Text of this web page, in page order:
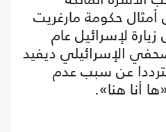
أمثال حكومة مارغريت
لإسرائيل عام
الإسرائيلي ديفيد
عن سبب عدم
أنا هنا».